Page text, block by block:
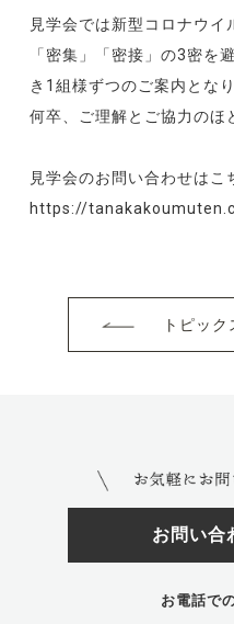
見学会では新型コロナウイ
「密集」「密接」の3密を
き1組様ずつのご案内となり
何卒、ご理解とご協力のほ
見学会のお問い合わせはこ
https://
トピッ
お問い合
お電話で